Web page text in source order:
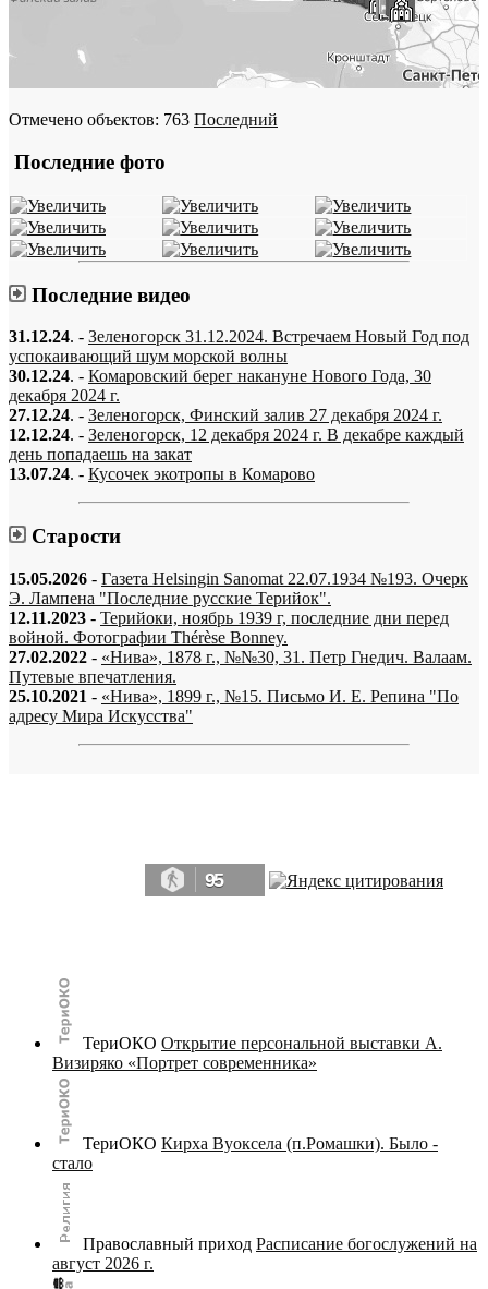
Отмечено объектов: 763 Последний
Последние фото
Последние видео
31.12.24. - Зеленогорск 31.12.2024. Встречаем Новый Год под
успокаивающий шум морской волны
30.12.24. - Комаровский берег накануне Нового Года, 30
декабря 2024 г.
27.12.24. - Зеленогорск, Финский залив 27 декабря 2024 г.
12.12.24. - Зеленогорск, 12 декабря 2024 г. В декабре каждый
день попадаешь на закат
13.07.24. - Кусочек экотропы в Комарово
Старости
15.05.2026 - Газета Helsingin Sanomat 22.07.1934 №193. Очерк
Э. Лампена "Последние русские Терийок".
12.11.2023 - Терийоки, ноябрь 1939 г, последние дни перед
войной. Фотографии Thérèse Bonney.
27.02.2022 - «Нива», 1878 г., №№30, 31. Петр Гнедич. Валаам.
Путевые впечатления.
25.10.2021 - «Нива», 1899 г., №15. Письмо И. Е. Репина "По
адресу Мира Искусства"
95
ТериОКО Открытие персональной выставки А.
Визиряко «Портрет современника»
ТериОКО Кирха Вуоксела (п.Ромашки). Было -
стало
Православный приход Расписание богослужений на
август 2026 г.